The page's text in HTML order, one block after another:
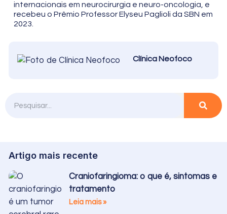
internacionais em neurocirurgia e neuro-oncologia, e
recebeu o Prêmio Professor Elyseu Paglioli da SBN em
2023.
Clínica Neofoco
Artigo mais recente
Craniofaringioma: o que é, sintomas e
tratamento
Leia mais »